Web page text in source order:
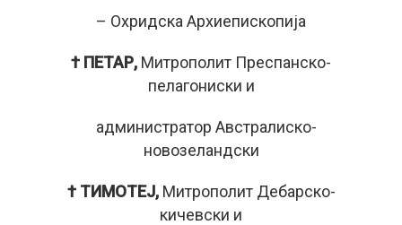
– Охридска Архиепископија
† ПЕТАР, Митрополит Преспанско-
пелагониски и
администратор Австралиско-
новозеландски
† ТИМОТЕЈ,Митрополит Дебарско-
кичевски и